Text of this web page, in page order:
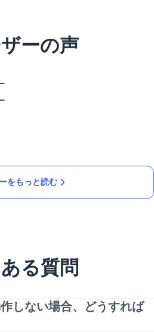
ーの声
をもっと読む
る質問
しない場合、どうすれば